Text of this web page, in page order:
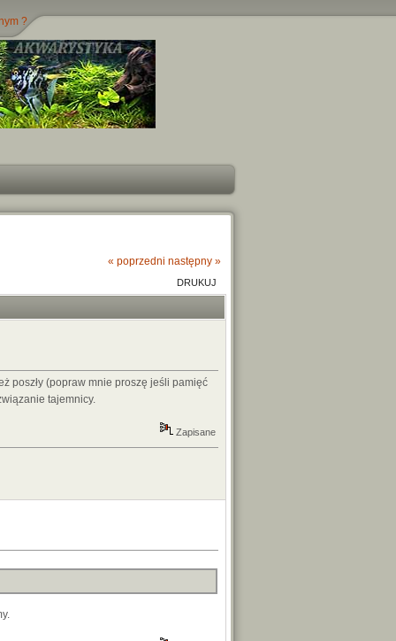
?
« poprzedni następny »
DRUKUJ
poszły (popraw mnie proszę jeśli pamięć
tajemnicy.
Zapisane